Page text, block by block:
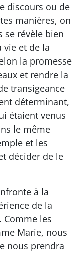
discours ou de
manières, on
se révèle bien
vie et de la
la promesse
et rendre la
transigeance
déterminant,
étaient venus
le même
et les
décider de le
à la
de la
Comme les
Marie, nous
nous prendra